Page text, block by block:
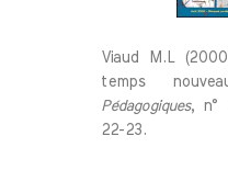
Viaud M.L
temps
Pédagogiques, n°
22-23.